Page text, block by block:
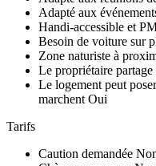
Adapté aux
Handi-accessible et
Besoin de voiture sur
Zone naturiste à
Le propriétaire
Le logement peut
marchent Oui
Tarifs
Caution demandée